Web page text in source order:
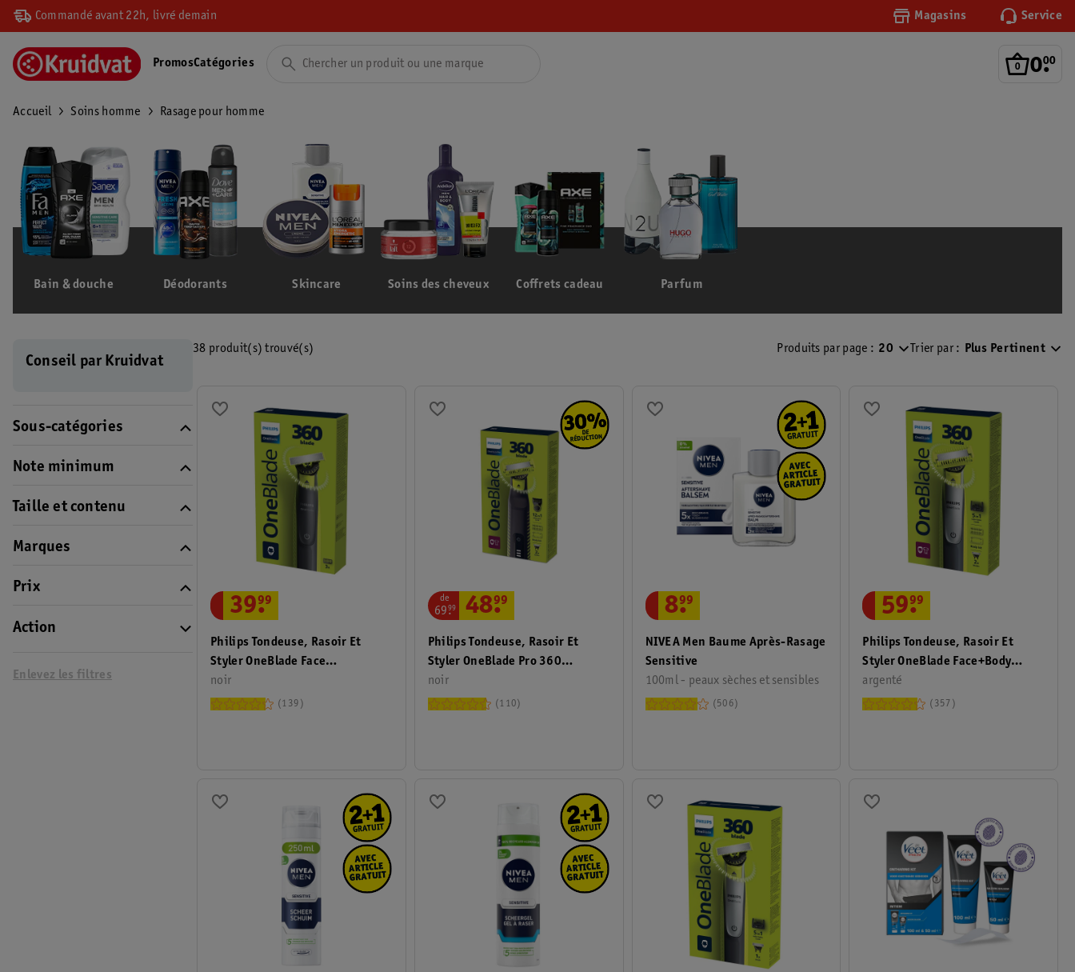
Commandé avant 22h, livré demain Magasins Service
0.
00
PromosCatégories
Accueil Soins homme Rasage pour homme
Bain & douche Déodorants Skincare Soins des cheveux Coffrets cadeau Parfum
Conseil par Kruidvat
Sous-catégories
Note minimum
Taille et contenu
Marques
Prix
Action
Enlevez les filtres
38 produit(s) trouvé(s) Produits par page : 20 Trier par : Plus Pertinent
Philips Tondeuse, Rasoir Et
Styler OneBlade Face
QP2724/23
noir
39.
99
139
Philips Tondeuse, Rasoir Et
Styler OneBlade Pro 360
Face+Body QP6507/23
noir
de
69.
99 48.
99
110
NIVEA Men Baume Après-Rasage
Sensitive
100ml - peaux sèches et sensibles
8.
99
506
Philips Tondeuse, Rasoir Et
Styler OneBlade Face+Body
QP2834/23
argenté
59.
99
357